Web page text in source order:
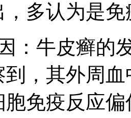
，多认为是
：牛皮癣的
到，其外周
胞免疫反应